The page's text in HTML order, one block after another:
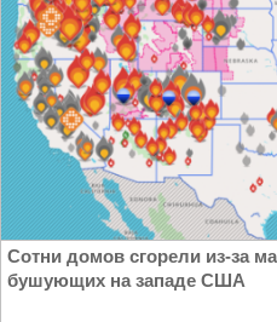
Сотни домов сгорели из-за
бушующих на западе США